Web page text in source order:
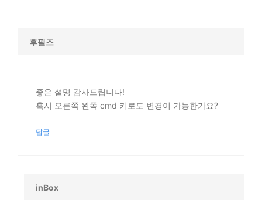
후필즈
좋은 설명 감사드립니다!
혹시 오른쪽 왼쪽 cmd 키로도 변경이 가능한가요?
답글
inBox